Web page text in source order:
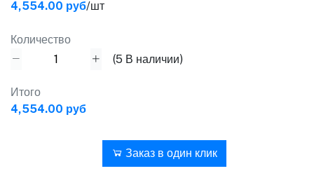
4,554.00 руб/шт
Количество
(5 В наличии)
Итого
4,554.00 руб
Заказ в один клик